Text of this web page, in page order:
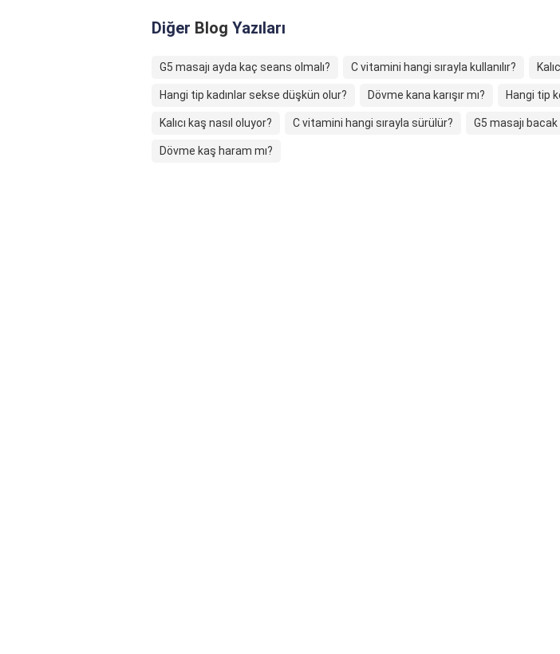
Diğer Blog Yazıları
G5 masajı ayda kaç seans olmalı? C vitamini hangi sırayla kullanılır?
Hangi tip kadınlar sekse düşkün olur? Dövme kana karışır mı? Hangi tip
Kalıcı kaş nasıl oluyor? C vitamini hangi sırayla sürülür? G5 masajı
Dövme kaş haram mı?